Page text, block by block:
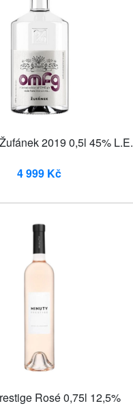
2019 0,5l 45% L.E.
4 999 Kč
Rosé 0,75l 12,5%